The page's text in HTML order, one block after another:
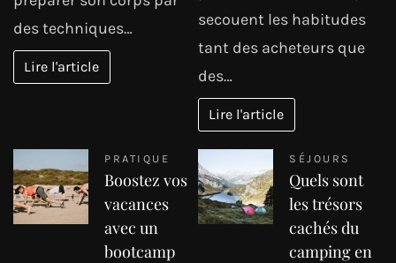
des techniques…
Lire l'article
secouent les habitudes
tant des acheteurs que
des…
Lire l'article
PRATIQUE
Boostez vos
vacances
avec un
bootcamp
SÉJOURS
Quels sont
les trésors
cachés du
camping en